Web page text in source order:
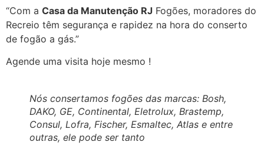
“Com a Casa da Manutenção RJ Fogões, moradores do
Recreio têm segurança e rapidez na hora do conserto
de fogão a gás.”
Agende uma visita hoje mesmo !
Nós consertamos fogões das marcas: Bosh,
DAKO, GE, Continental, Eletrolux, Brastemp,
Consul, Lofra, Fischer, Esmaltec, Atlas e entre
outras, ele pode ser tanto